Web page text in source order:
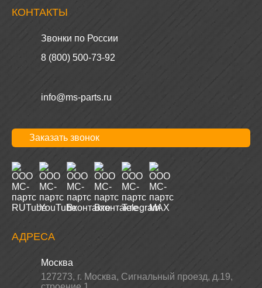
КОНТАКТЫ
Звонки по России
8 (800) 500-73-92
info@ms-parts.ru
Заказать звонок
АДРЕСА
Москва
127273, г. Москва, Сигнальный проезд, д.19,